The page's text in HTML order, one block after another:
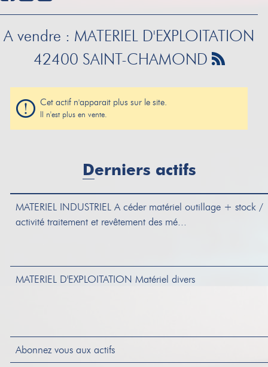
A vendre : MATERIEL D'EXPLOITATION
42400 SAINT-CHAMOND
Cet actif n'apparait plus sur le site.
Il n'est plus en vente.
Derniers actifs
MATERIEL INDUSTRIEL
A céder matériel outillage + stock /
activité traitement et revêtement des mé...
MATERIEL D'EXPLOITATION Matériel divers
STOCKStock divers
Abonnez vous aux actifs